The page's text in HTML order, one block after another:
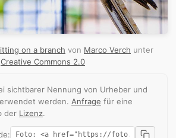
on a branch von Marco Verch unter
Creative Commons 2.0
sichtbarer Nennung von Urheber und
werden. Anfrage für eine
der Lizenz.